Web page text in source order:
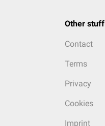
Other stuff
Contact
Terms
Privacy
Cookies
Imprint